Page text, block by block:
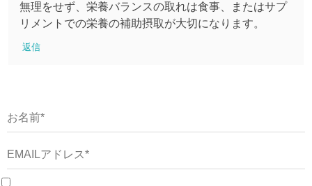
無理をせず、栄養バランスの取れは食事、またはサプ
リメントでの栄養の補助摂取が大切になります。
返信